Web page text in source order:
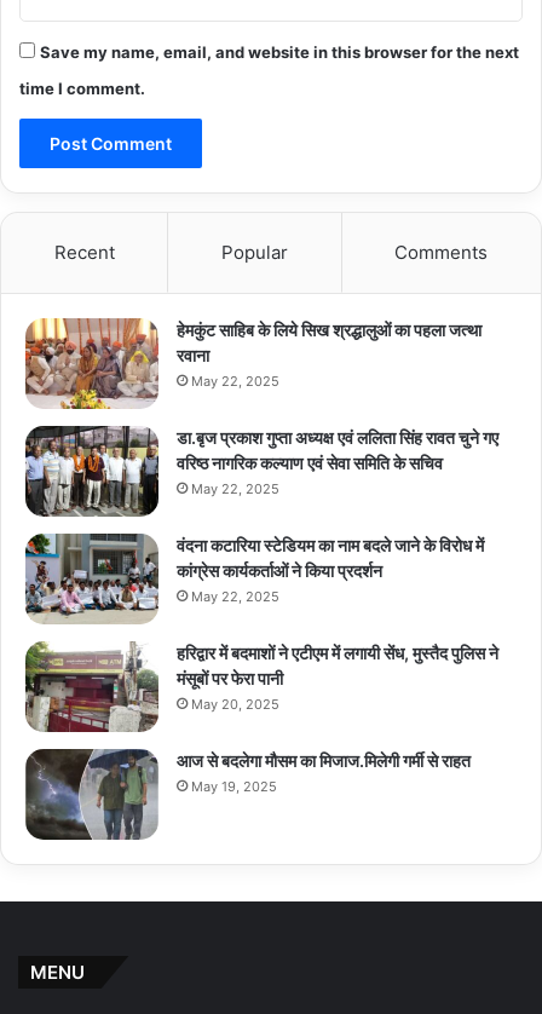
Save my name, email, and website in this browser for the next
time I comment.
Recent Popular Comments
हेमकुंट साहिब के लिये सिख श्रद्धालुओं का पहला जत्था
रवाना
May 22, 2025
डा.बृज प्रकाश गुप्ता अध्यक्ष एवं ललिता सिंह रावत चुने गए
वरिष्ठ नागरिक कल्याण एवं सेवा समिति के सचिव
May 22, 2025
वंदना कटारिया स्टेडियम का नाम बदले जाने के विरोध में
कांग्रेस कार्यकर्ताओं ने किया प्रदर्शन
May 22, 2025
हरिद्वार में बदमाशों ने एटीएम में लगायी सेंध, मुस्तैद पुलिस ने
मंसूबों पर फेरा पानी
May 20, 2025
आज से बदलेगा मौसम का मिजाज.मिलेगी गर्मी से राहत
May 19, 2025
MENU